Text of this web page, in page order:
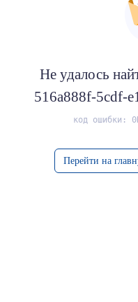
Не удалось
516a888f-5cdf-
код ошибки:
Перейти на